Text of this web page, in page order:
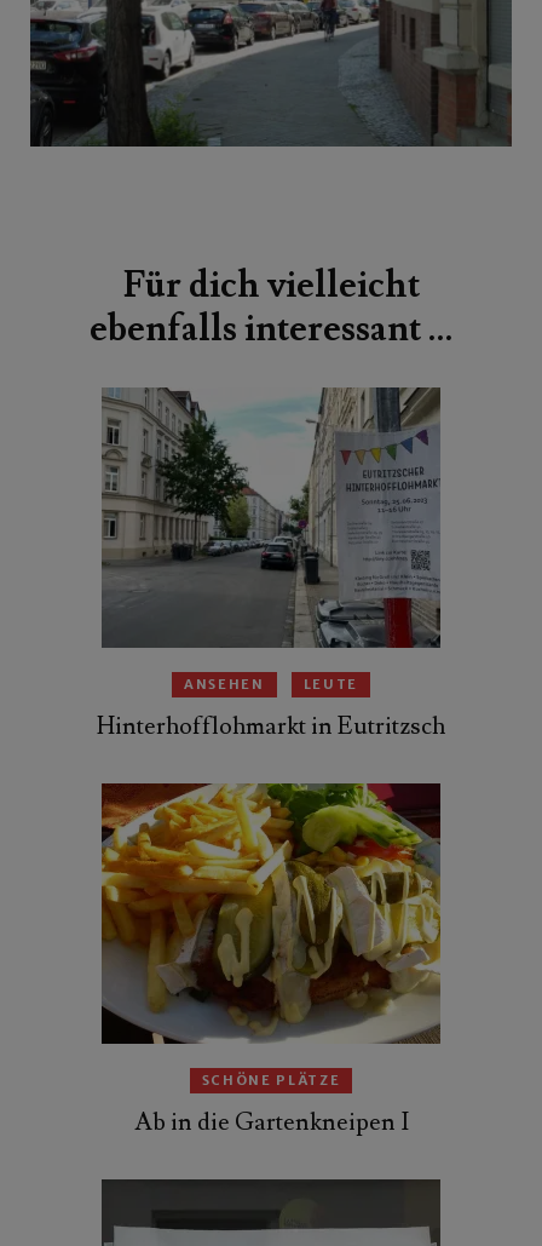
Für dich vielleicht
ebenfalls interessant …
ANSEHEN LEUTE
Hinterhofflohmarkt in Eutritzsch
SCHÖNE PLÄTZE
Ab in die Gartenkneipen I